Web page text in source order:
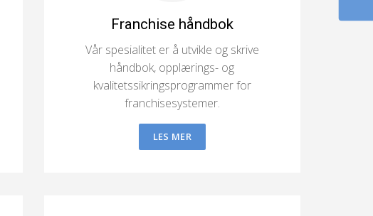
Franchise håndbok
Vår spesialitet er å utvikle og skrive
håndbok, opplærings- og
kvalitetssikringsprogrammer for
franchisesystemer.
LES MER